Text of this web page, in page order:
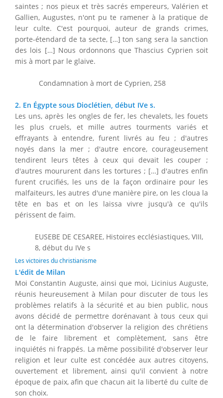
saintes ; nos pieux et très sacrés empereurs, Valérien et
Gallien, Augustes, n'ont pu te ramener à la pratique de
leur culte. C'est pourquoi, auteur de grands crimes,
porte-étendard de ta secte, […] ton sang sera la sanction
des lois […] Nous ordonnons que Thascius Cyprien soit
mis à mort par le glaive.
Condamnation à mort de Cyprien, 258
2. En Égypte sous Dioclétien, début IVe s.
Les uns, après les ongles de fer, les chevalets, les fouets
les plus cruels, et mille autres tourments variés et
effrayants à entendre, furent livrés au feu ; d'autres
noyés dans la mer ; d'autre encore, courageusement
tendirent leurs têtes à ceux qui devait les couper ;
d'autres moururent dans les tortures ; […] d'autres enfin
furent crucifiés, les uns de la façon ordinaire pour les
malfaiteurs, les autres d'une manière pire, on les cloua la
tête en bas et on les laissa vivre jusqu'à ce qu'ils
périssent de faim.
EUSEBE DE CESAREE, Histoires ecclésiastiques, VIII,
8, début du IVe s
Les victoires du christianisme
L'édit de Milan
Moi Constantin Auguste, ainsi que moi, Licinius Auguste,
réunis heureusement à Milan pour discuter de tous les
problèmes relatifs à la sécurité et au bien public, nous
avons décidé de permettre dorénavant à tous ceux qui
ont la détermination d'observer la religion des chrétiens
de le faire librement et complètement, sans être
inquiétés ni frappés. La même possibilité d'observer leur
religion et leur culte est concédée aux autres citoyens,
ouvertement et librement, ainsi qu'il convient à notre
époque de paix, afin que chacun ait la liberté du culte de
son choix.